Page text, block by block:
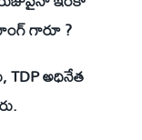
గారూ ?
TDP అధినేత